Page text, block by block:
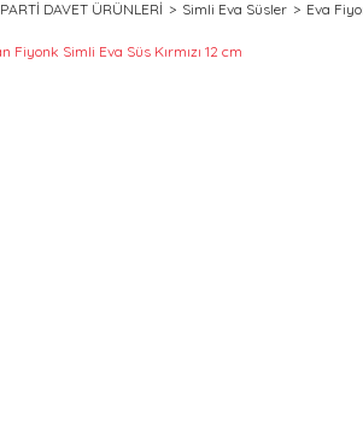
PARTİ DAVET ÜRÜNLERİ Simli Eva Süsler Eva